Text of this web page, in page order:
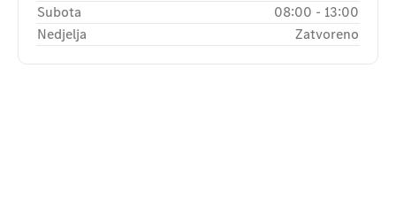
Subota
08:00 - 13:00
Nedjelja
Zatvoreno